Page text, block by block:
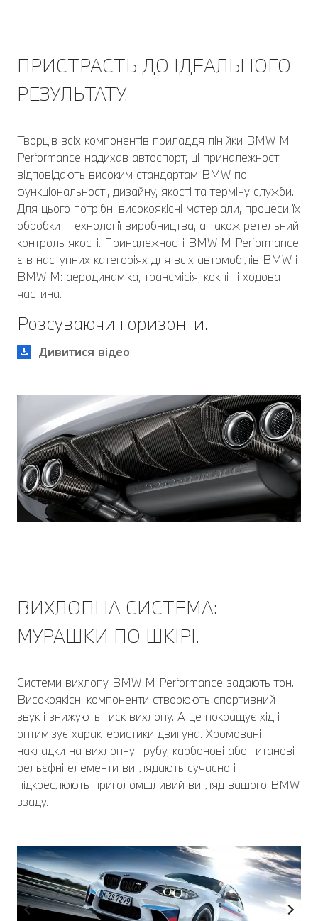
ПРИСТРАСТЬ ДО ІДЕАЛЬНОГО
РЕЗУЛЬТАТУ.
Творців всіх компонентів приладдя лінійки BMW M
Performance надихав автоспорт, ці приналежності
відповідають високим стандартам BMW по
функціональності, дизайну, якості та терміну служби.
Для цього потрібні високоякісні матеріали, процеси їх
обробки і технології виробництва, а також ретельний
контроль якості. Приналежності BMW M Performance
є в наступних категоріях для всіх автомобілів BMW і
BMW M: аеродинаміка, трансмісія, кокпіт і ходова
частина.
Розсуваючи горизонти.
Дивитися відео
ВИХЛОПНА СИСТЕМА:
МУРАШКИ ПО ШКІРІ.
Системи вихлопу BMW M Performance задають тон.
Високоякісні компоненти створюють спортивний
звук і знижують тиск вихлопу. А це покращує хід і
оптимізує характеристики двигуна. Хромовані
накладки на вихлопну трубу, карбонові або титанові
рельєфні елементи виглядають сучасно і
підкреслюють приголомшливий вигляд вашого BMW
ззаду.